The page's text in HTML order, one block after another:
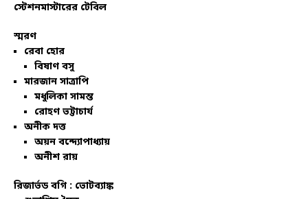
স্টেশনমাস্টারের টেবিল
স্মরণ
রেবা হোর
বিষাণ বসু
মারজান সাত্রাপি
মধুলিকা সামন্ত
রোহণ ভট্টাচার্য
অনীক দত্ত
অয়ন বন্দ্যোপাধ্যায়
অনীশ রায়
রিজার্ভড বগি : ভোটব্যাঙ্ক